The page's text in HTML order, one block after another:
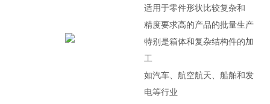
适用于零件形状比较复杂和
精度要求高的产品的批量生产
特别是箱体和复杂结构件的加
工
如汽车、航空航天、船舶和发
电等行业